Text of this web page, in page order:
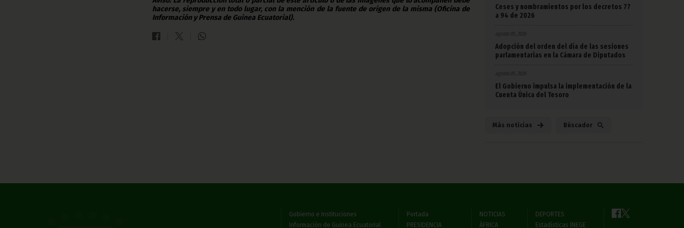
hacerse, siempre y en todo lugar, con la mención de la fuente de origen de la misma (Oficina de
Información y Prensa de Guinea Ecuatorial).
Ceses y nombramientos por los decretos 77
a 94 de 2026
agosto 05, 2026
Adopción del orden del día de las sesiones
parlamentarias en la Cámara de Diputados
agosto 05, 2026
El Gobierno impulsa la implementación de la
Cuenta Única del Tesoro
Más noticias Búscador
Gobierno e Instituciones
Información de Guinea Ecuatorial
Portada
PRESIDENCIA
NOTICIAS
ÁFRICA
DEPORTES
Estadísticas INEGE